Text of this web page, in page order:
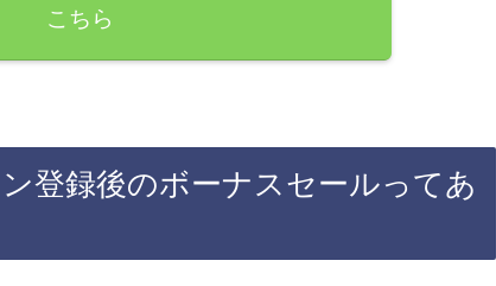
こちら
登録後のボーナスセールってあ